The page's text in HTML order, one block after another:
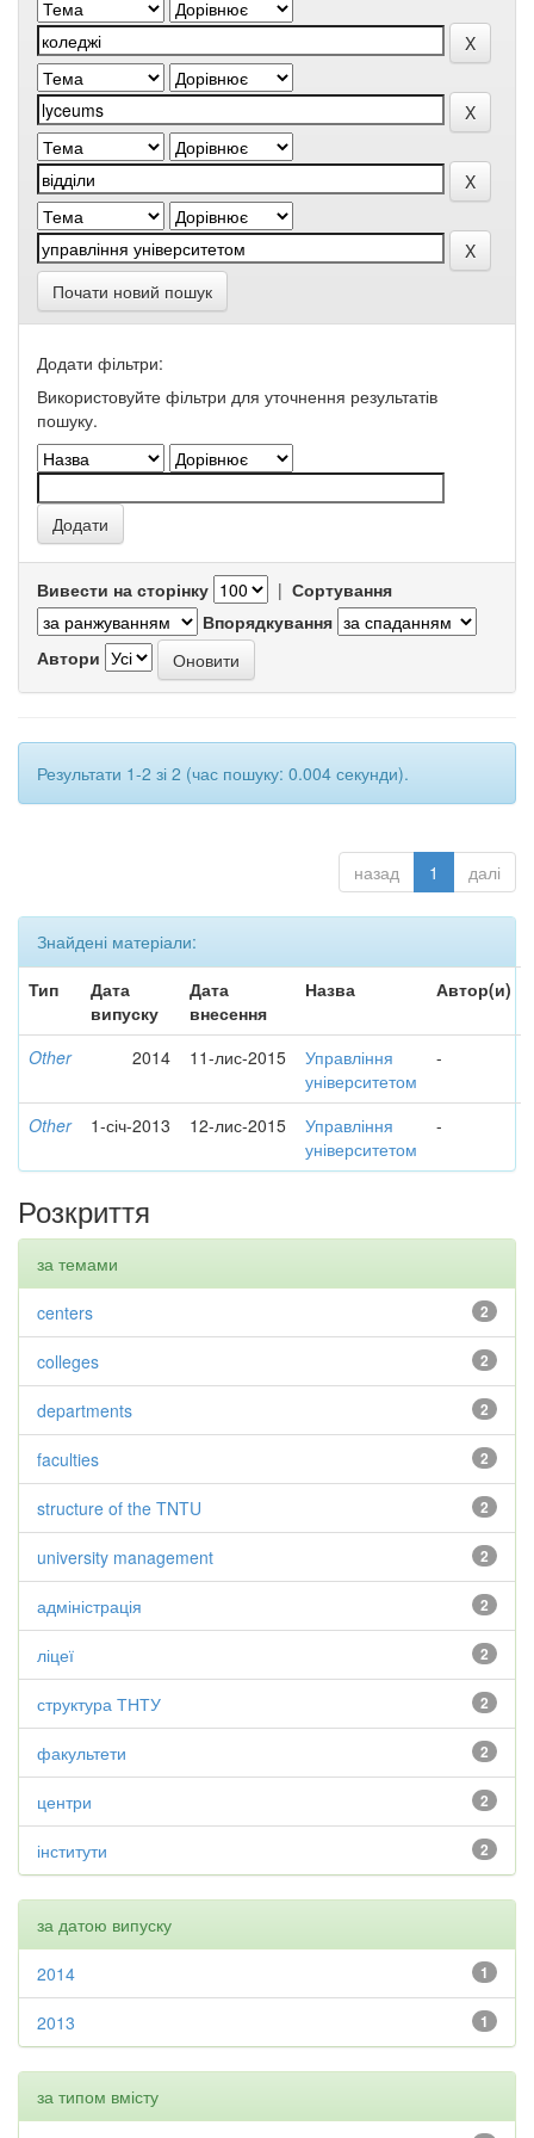
Почати новий пошук
Додати фільтри:
Використовуйте фільтри для уточнення результатів
пошуку.
Вивести на сторінку | Сортування
Впорядкування
Автори
Результати 1-2 зі 2 (час пошуку: 0.004 секунди).
назад 1 далі
Знайдені матеріали:
Тип
Дата
випуску
Дата
внесення
Назва Автор(и)
Other 2014 11-лис-2015
Управління
університетом
-
Other 1-січ-2013 12-лис-2015
Управління
університетом
-
Розкриття
за темами
2
centers
2
colleges
2
departments
2
faculties
2
structure of the TNTU
2
university management
2
адміністрація
2
ліцеї
2
структура ТНТУ
2
факультети
2
центри
2
інститути
за датою випуску
1
2014
1
2013
за типом вмісту